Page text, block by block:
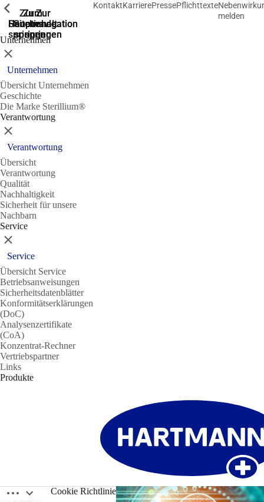
Zur
Suche
springen
Zur
Hauptnavigation
springen
Zur
Hauptnavigation
springen
Zum
Hauptinhalt
springen
Zum
Seitenende
springen
KontaktKarrierePressePflichttexte
melden
Unternehmen
Zeige vorherige
Schließen
Unternehmen
Übersicht Unternehmen
Geschichte
Die Marke Sterillium®
Verantwortung
Zeige vorherige
Schließen
Verantwortung
Übersicht
Verantwortung
Qualität
Nachhaltigkeit
Sicherheit für unsere
Nachbarn
Service
Zeige vorherige
Schließen
Service
Übersicht Service
Betriebsanweisungen
Sicherheitsdatenblätter
Konformitätserklärungen
(DoC)
Analysenzertifikate
(CoA)
Konzentrat-Rechner
Vertriebspartner
Links
Produkte
Breadcrumbs öffnenCookie Richtlinie